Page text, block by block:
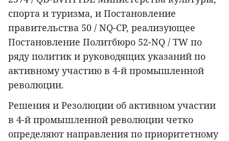
спорта и туризма, и Постановление
правительства 50 / NQ-CP, реализующее
Постановление Политбюро 52-NQ / TW по
ряду политик и руководящих указаний по
активному участию в 4-й промышленной
революции.
Решения и Резолюции об активном участии
в 4-й промышленной революции четко
определяют направления по приоритетному